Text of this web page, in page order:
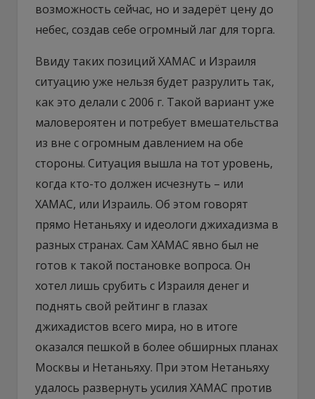
возможность сейчас, но и задерёт цену до
небес, создав себе огромный лаг для торга.
Ввиду таких позиций ХАМАС и Израиля
ситуацию уже нельзя будет разрулить так,
как это делали с 2006 г. Такой вариант уже
маловероятен и потребует вмешательства
из вне с огромным давлением на обе
стороны. Ситуация вышла на тот уровень,
когда кто-то должен исчезнуть – или
ХАМАС, или Израиль. Об этом говорят
прямо Нетаньяху и идеологи джихадизма в
разных странах. Сам ХАМАС явно был не
готов к такой постановке вопроса. Он
хотел лишь срубить с Израиля денег и
поднять свой рейтинг в глазах
джихадистов всего мира, но в итоге
оказался пешкой в более обширных планах
Москвы и Нетаньяху. При этом Нетаньяху
удалось развернуть усилия ХАМАС против